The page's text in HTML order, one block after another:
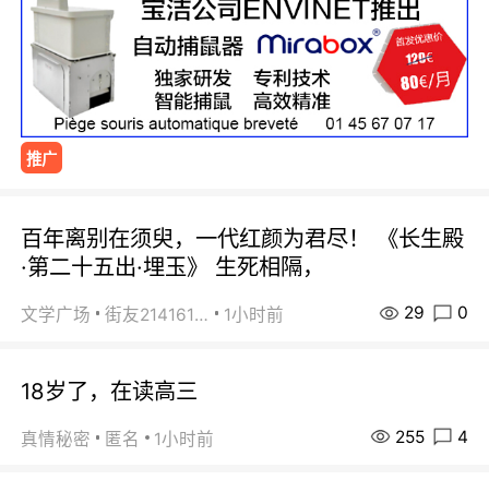
推广
百年离别在须臾，一代红颜为君尽！ 《长生殿
·第二十五出·埋玉》 生死相隔，
文学广场 街友21416156 1小时前 29 0
18岁了，在读高三
真情秘密 匿名 1小时前 255 4